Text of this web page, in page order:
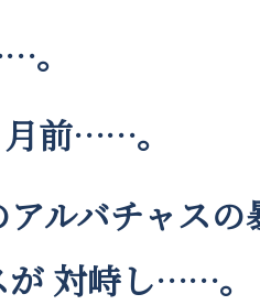
前……。
ルバチャスの
が 対峙し……。